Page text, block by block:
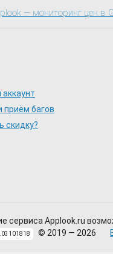
RESIDENT
приём багов
скидку?
сервиса Applook.ru
© 2019 — 2026